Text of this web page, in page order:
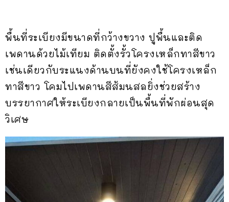
พื้นที่ระเบียงมีขนาดที่กว้างขวาง ปูพื้นและติด
เพดานด้วยไม้เทียม ติดตั้งรั้วโครงเหล็กทาสีขาว
เช่นเดียวกับระแนงด้านบนที่ยังคงใช้โครงเหล็ก
ทาสีขาว โคมไปเพดานสีส้มนสลยิ่งช่วยสร้าง
บรรยากาศให้ระเบียงกลายเป็นพื้นที่พักผ่อนสุด
วิเศษ